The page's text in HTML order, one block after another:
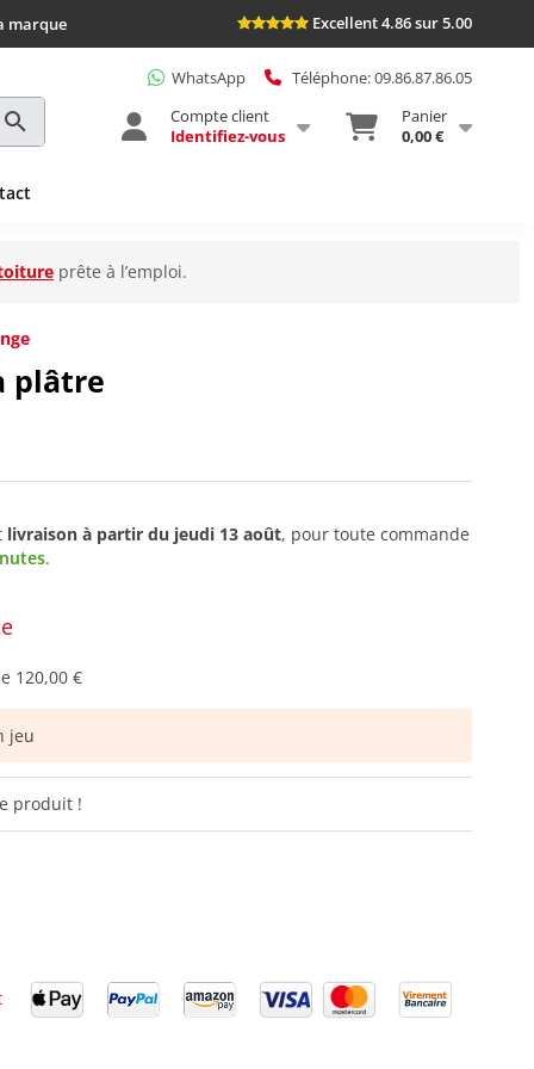
marque Excellent 4.86 sur 5.00
WhatsApp
Téléphone: 09.86.87.86.05
Compte client
Identifiez-vous
Panier
0,00 €
prête à l’emploi.
plâtre
livraison à partir du jeudi 13 août, pour toute commande
.
120,00 €
jeu
produit !